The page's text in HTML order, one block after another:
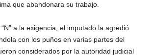
que abandonara su trabajo.
a la exigencia, el imputado la agredió
con los puños en varias partes del
considerados por la autoridad judicial